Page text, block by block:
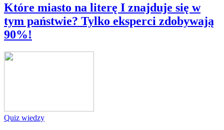
Które miasto na literę I znajduje się w
tym państwie? Tylko eksperci zdobywają
90%!
Quiz wiedzy